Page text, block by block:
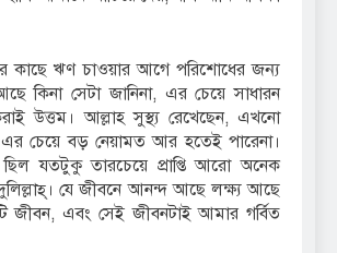
কাছে ঋণ চাওয়ার আগে পরিশোধের জন্য
কিনা সেটা জানিনা, এর চেয়ে সাধারন
উত্তম। আল্লাহ সুস্থ্য রেখেছেন, এখনো
চেয়ে বড় নেয়ামত আর হতেই পারেনা।
ছিল যতটুকু তারচেয়ে প্রাপ্তি আরো অনেক
যে জীবনে আনন্দ আছে লক্ষ্য আছে
জীবন, এবং সেই জীবনটাই আমার গর্বিত